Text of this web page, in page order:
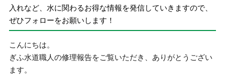
入れなど、水に関わるお得な情報を発信していきますので、
ぜひフォローをお願いします！
こんにちは。
ぎふ水道職人の修理報告をご覧いただき、ありがとうござい
ます。